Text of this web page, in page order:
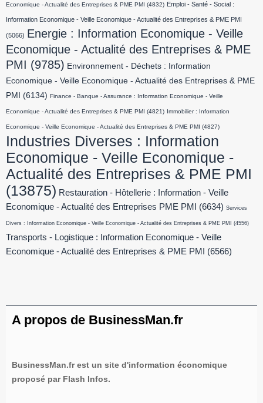
Economique - Actualité des Entreprises & PME PMI (4832) Emploi - Santé - Social :
Information Economique - Veille Economique - Actualité des Entreprises & PME PMI
(5066) Energie : Information Economique - Veille
Economique - Actualité des Entreprises & PME
PMI (9785) Environnement - Déchets : Information
Economique - Veille Economique - Actualité des Entreprises & PME
PMI
(6134) Finance - Banque - Assurance : Information Economique - Veille
Economique - Actualité des Entreprises & PME PMI (4821) Immobilier : Information
Economique - Veille Economique - Actualité des Entreprises & PME PMI (4827)
Industries Diverses : Information
Economique - Veille Economique -
Actualité des Entreprises & PME PMI
(13875) Restauration - Hôtellerie : Information - Veille
Economique - Actualité des Entreprises PME PMI
(6634) Services
Divers : Information Economique - Veille Economique - Actualité des Entreprises & PME PMI (4556)
Transports - Logistique : Information Economique - Veille
Economique - Actualité des Entreprises & PME PMI
(6566)
A propos de BusinessMan.fr
BusinessMan.fr est un site d'information économique
proposé par Flash Infos.